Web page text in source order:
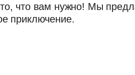
что вам нужно! Мы
приключение.